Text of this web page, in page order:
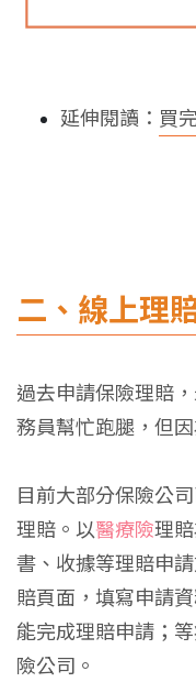
延伸閱讀： 買
二、線上理
過去申請保險理賠
務員幫忙跑腿，但
目前大部分保險公
理賠。以醫療險理
書、收據等理賠申
賠頁面，填寫申請
能完成理賠申請；
險公司。